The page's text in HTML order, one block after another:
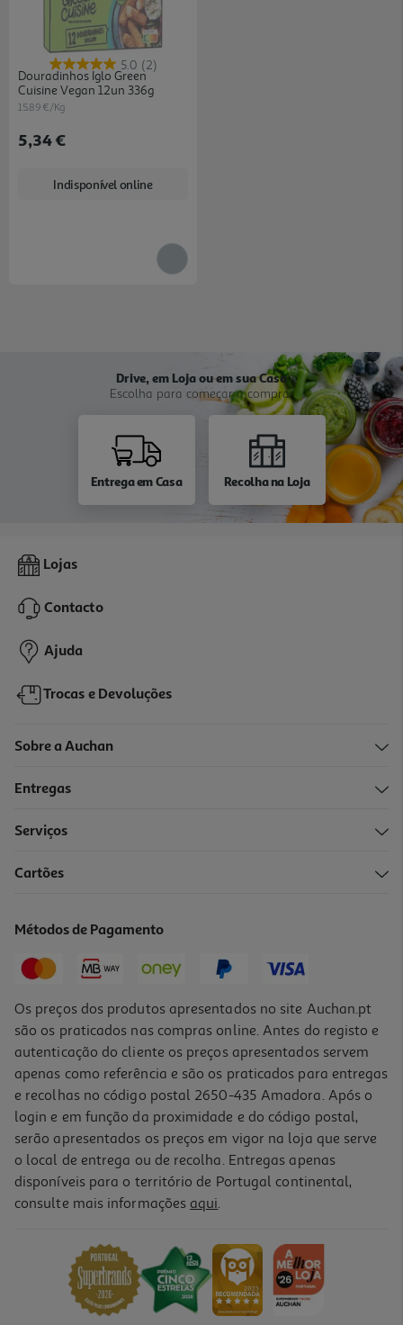
5.0 (2)
Douradinhos Iglo Green
Cuisine Vegan 12un 336g
15.89 €/Kg
5,34 €
Indisponível online
Drive, em Loja ou em sua Casa
Escolha para começar a comprar
Entrega em Casa Recolha na Loja
Lojas
Contacto
Ajuda
Trocas e Devoluções
Sobre a Auchan
Entregas
Serviços
Cartões
Métodos de Pagamento
Os preços dos produtos apresentados no site Auchan.pt
são os praticados nas compras online. Antes do registo e
autenticação do cliente os preços apresentados servem
apenas como referência e são os praticados para entregas
e recolhas no código postal 2650-435 Amadora. Após o
login e em função da proximidade e do código postal,
serão apresentados os preços em vigor na loja que serve
o local de entrega ou de recolha. Entregas apenas
disponíveis para o território de Portugal continental,
consulte mais informações aqui.